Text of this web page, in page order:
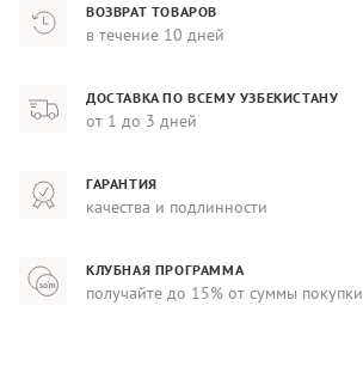
ВОЗВРАТ ТОВАРОВ
в течение 10 дней
ДОСТАВКА ПО ВСЕМУ УЗБЕКИСТАНУ
от 1 до 3 дней
ГАРАНТИЯ
качества и подлинности
КЛУБНАЯ ПРОГРАММА
получайте до 15% от суммы покупки